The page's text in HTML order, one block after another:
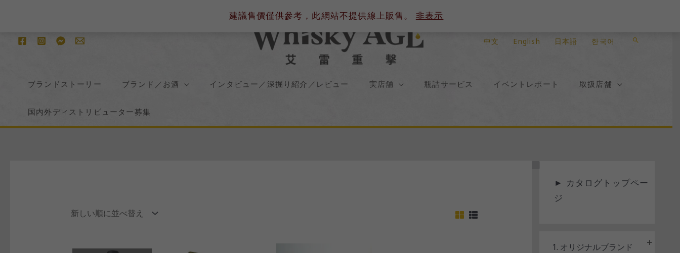
建議售價僅供參考，此網站不提供線上販售。 非表示
中文 English 日本語 한국어
検
ブランドストーリー ブランド／お酒 インタビュー／深掘り紹介／レビュー 実店舗 瓶詰サービス イベントレポート 取扱店舗
国内外ディストリビューター募集
►
カタログトップペー
ジ
1. オリジナルブランド